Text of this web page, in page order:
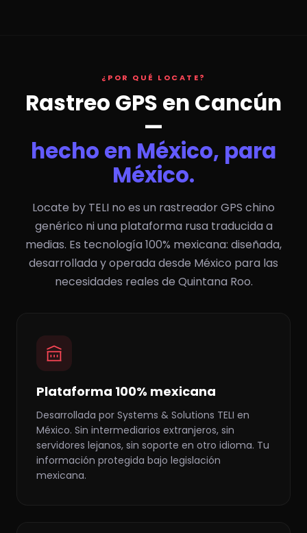
¿POR QUÉ LOCATE?
Rastreo GPS en Cancún
—
hecho en México, para
México.
Locate by TELI no es un rastreador GPS chino
genérico ni una plataforma rusa traducida a
medias. Es tecnología 100% mexicana: diseñada,
desarrollada y operada desde México para las
necesidades reales de Quintana Roo.
Plataforma 100% mexicana
Desarrollada por Systems & Solutions TELI en
México. Sin intermediarios extranjeros, sin
servidores lejanos, sin soporte en otro idioma. Tu
información protegida bajo legislación
mexicana.